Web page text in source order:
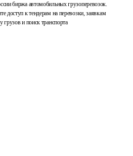
биржа автомобильных грузоперевозок.
доступ к тендерам на перевозки, заявкам
грузов и поиск транспорта